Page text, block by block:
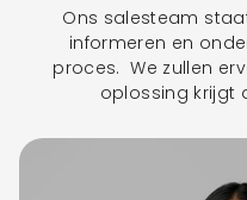
Ons salesteam
informeren en
proces. We zullen
oplossing krijgt